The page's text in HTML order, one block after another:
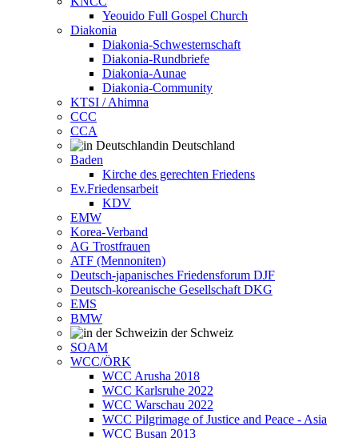
Yeouido Full Gospel Church
Diakonia
Diakonia-Schwesternschaft
Diakonia-Rundbriefe
Diakonia-Aunae
Diakonia-Community
KTSI / Ahimna
CCC
CCA
in Deutschland
Baden
Kirche des gerechten Friedens
Ev.Friedensarbeit
KDV
EMW
Korea-Verband
AG Trostfrauen
ATF (Mennoniten)
Deutsch-japanisches Friedensforum DJF
Deutsch-koreanische Gesellschaft DKG
EMS
BMW
in der Schweiz
SOAM
WCC/ÖRK
WCC Arusha 2018
WCC Karlsruhe 2022
WCC Warschau 2022
WCC Pilgrimage of Justice and Peace - Asia
WCC Busan 2013